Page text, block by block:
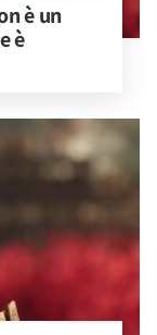
è un
è